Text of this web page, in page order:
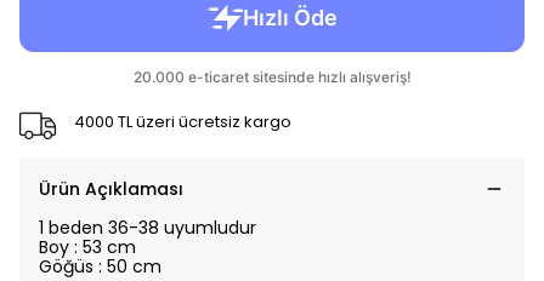
4000 TL üzeri ücretsiz kargo
Ürün Açıklaması
1 beden 36-38 uyumludur
Boy : 53 cm
Göğüs : 50 cm